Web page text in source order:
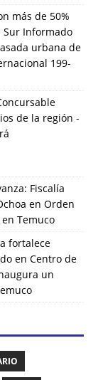
más de 50%
Sur Informado
urbana de
199-
de la región -
Fiscalía
en Orden
Temuco
fortalece
en Centro de
un